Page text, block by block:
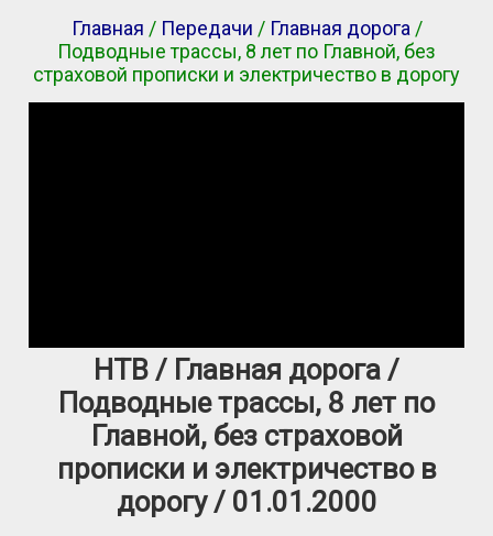
Главная / Передачи / Главная дорога /
Подводные трассы, 8 лет по Главной, без
страховой прописки и электричество в дорогу
НТВ / Главная дорога /
Подводные трассы, 8 лет по
Главной, без страховой
прописки и электричество в
дорогу / 01.01.2000